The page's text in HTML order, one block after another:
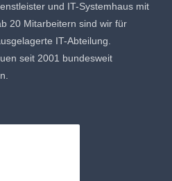
und IT-Systemhaus mit
20 Mitarbeitern sind wir für
IT-Abteilung.
seit 2001 bundesweit